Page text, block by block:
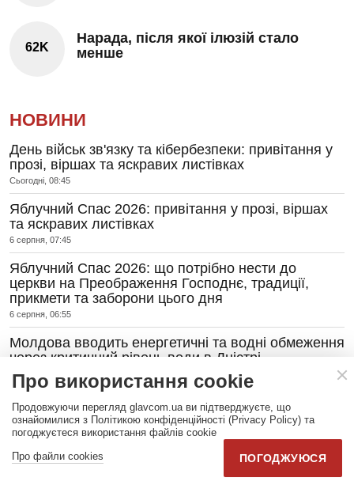
62K
Нарада, після якої ілюзій стало
менше
НОВИНИ
День військ зв'язку та кібербезпеки: привітання у
прозі, віршах та яскравих листівках
Сьогодні, 08:45
Яблучний Спас 2026: привітання у прозі, віршах
та яскравих листівках
6 серпня, 07:45
Яблучний Спас 2026: що потрібно нести до
церкви на Преображення Господнє, традиції,
прикмети та заборони цього дня
6 серпня, 06:55
Молдова вводить енергетичні та водні обмеження
через критичний рівень води в Дністрі
3 серпня, 21:53
Зеленський звільнив Ольгу Стефанішину з
посади посла України в США
3 серпня, 20:05
Понад 2,8 млн пасажирів за місяць: як
залізничники долають найскладніший літній
Про використання cookie
Продовжуючи перегляд glavcom.ua ви підтверджуєте, що
ознайомилися з Політикою конфіденційності (Privacy Policy) та
погоджуєтеся використання файлів cookie
Про файли cookies
ПОГОДЖУЮСЯ